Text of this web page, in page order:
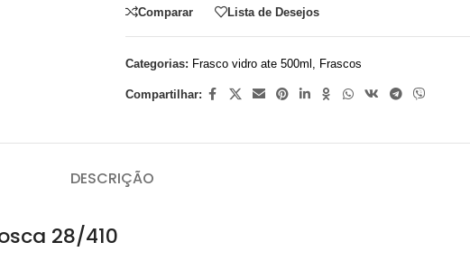
Comparar Lista de Desejos
Categorias: Frasco vidro ate 500ml , Frascos
Compartilhar:
DESCRIÇÃO
28/410